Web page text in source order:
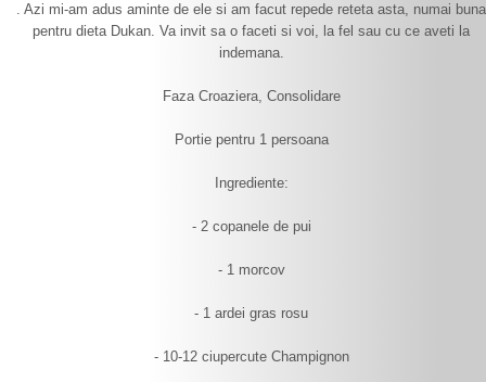
. Azi mi-am adus aminte de ele si am facut repede reteta asta, numai buna
pentru dieta Dukan. Va invit sa o faceti si voi, la fel sau cu ce aveti la
indemana.
Faza Croaziera, Consolidare
Portie pentru 1 persoana
Ingrediente:
- 2 copanele de pui
- 1 morcov
- 1 ardei gras rosu
- 10-12 ciupercute Champignon